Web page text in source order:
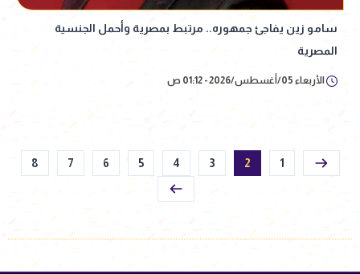
سامو زين يفاجئ جمهوره.. مرتبط بمصرية وأحمل الجنسية
المصرية
الأربعاء 05/أغسطس/2026 - 01:12 ص
1
2
3
4
5
6
7
8